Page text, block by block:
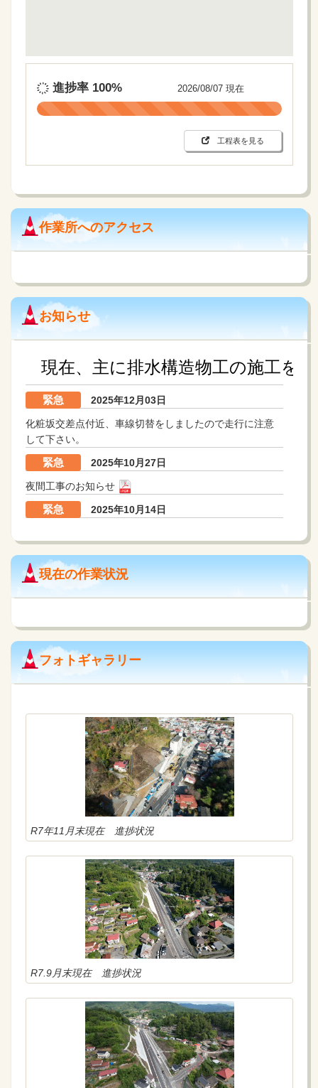
進捗率 100% 2026/08/07 現在
工程表を見る
作業所へのアクセス
お知らせ
現在、主に排水構造物工の施工をして
緊急 2025年12月03日
化粧坂交差点付近、車線切替をしましたので走行に注意
して下さい。
緊急 2025年10月27日
夜間工事のお知らせ
緊急 2025年10月14日
お知らせ 2025年06月20日
7月上旬より車線切替えをするため、走行に注意して下さ
い。
歩道と車道の一部の舗装が完了しました。
お知らせ 2025年05月20日
お知らせ 2025年02月05日
岩盤切削が完了し、重機を搬出しました。
2025年02月05日
岩盤切削が完了し、重機を搬出しました。
2024年05月10日
取付道路工事を行う為、パークハイツサイチ付近にてダ
大変ご迷惑をお掛けしますが、ご協力の程宜しくお願い
2024年01月09日
岩盤切削機による掘削を開始しました。
2023年12月18日
岩盤切削機の搬入・組立を開始しました。
現場出入口付近は、掘削土砂を運搬するダンプトラック
の出入り等で、近隣の皆様や通行する皆様には大変ご迷
惑をお掛けしますが、ご協力の程よろしくお願い致しま
現在の作業状況
フォトギャラリー
R7年11月末現在 進捗状況
R7.9月末現在 進捗状況